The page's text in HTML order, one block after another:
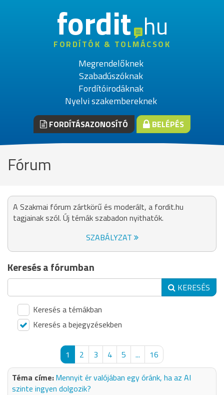
fordithu
FORDÍTÓK & TOLMÁCSOK
Megrendelőknek
Szabadúszóknak
Fordítóirodáknak
Nyelvi szakembereknek
FORDÍTÁSAZONOSÍTÓ BELÉPÉS
Fórum
A Szakmai fórum zártkörű és moderált, a fordit.hu
tagjainak szól. Új témák szabadon nyithatók.
SZABÁLYZAT
Keresés a fórumban
KERESÉS
Keresés a témákban
Keresés a bejegyzésekben
1 2 3 4 5 ...
16
Mennyit ér valójában egy óránk, ha az AI
szinte ingyen dolgozik?